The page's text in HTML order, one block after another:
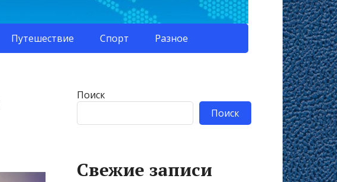
Путешествие Спорт Разное
Поиск
Поиск
Свежие записи